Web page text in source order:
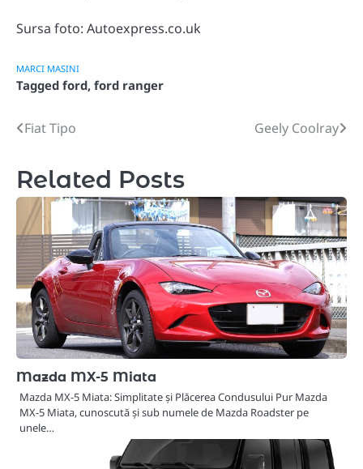
Sursa foto: Autoexpress.co.uk
MARCI MASINI
Tagged ford, ford ranger
Post
Fiat Tipo Geely Coolray
Related Posts
Mazda MX-5 Miata
Mazda MX-5 Miata: Simplitate și Plăcerea Condusului Pur Mazda
MX-5 Miata, cunoscută și sub numele de Mazda Roadster pe
unele…